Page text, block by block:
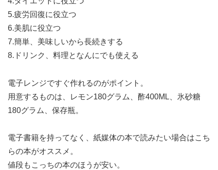
5.疲労回復に役立つ
6.美肌に役立つ
7.簡単、美味しいから長続きする
8.ドリンク、料理となんにでも使える
電子レンジですぐ作れるのがポイント。
用意するものは、レモン180グラム、酢400ML、氷砂糖
180グラム、保存瓶。
電子書籍を持ってなく、紙媒体の本で読みたい場合はこち
らの本がオススメ。
値段もこっちの本のほうが安い。